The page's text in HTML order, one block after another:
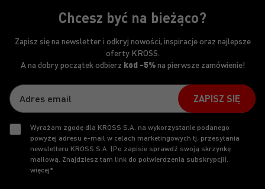
Chcesz być na bieżąco?
Zapisz się na newsletter i odkryj nowości, inspiracje oraz najlepsze
oferty KROSS.
A na dobry początek odbierz kod -5%na pierwsze zamówienie!
ZAPISZ SIĘ
Wyrażam zgodę dla KROSS S.A. na wykorzystanie podanego
powyżej adresu e-mail w celach marketingowych tj. przesyłania
newsletteru KROSS S.A. (Po zapisie sprawdź swoją skrzynkę
mailową. Znajdziesz tam link do potwierdzenia subskrypcji).
więcej*